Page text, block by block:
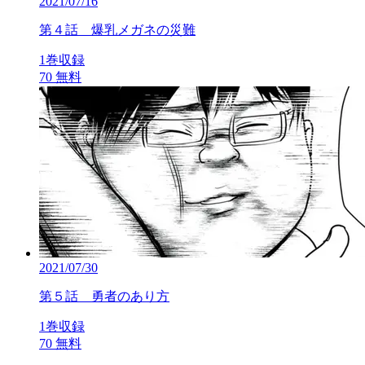
第４話 爆乳メガネの災難
1巻収録
70 無料
2021/07/30
第５話 勇者のあり方
1巻収録
70 無料